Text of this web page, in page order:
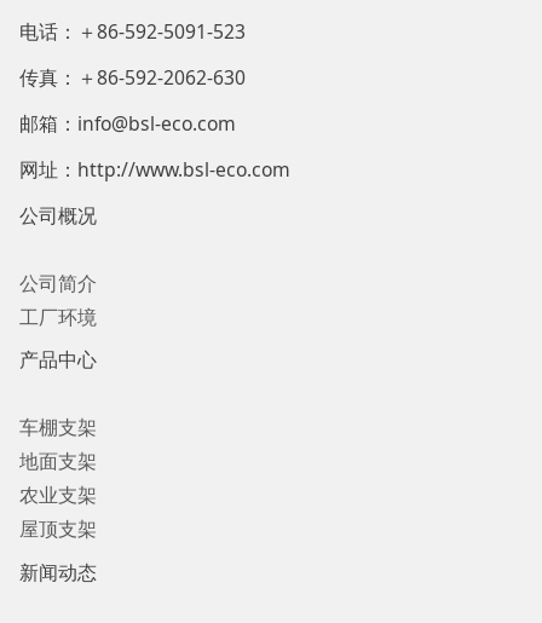
电话：＋86-592-5091-523
传真：＋86-592-2062-630
邮箱：info@bsl-eco.com
网址：http://www.bsl-eco.com
公司概况
公司简介
工厂环境
产品中心
车棚支架
地面支架
农业支架
屋顶支架
新闻动态